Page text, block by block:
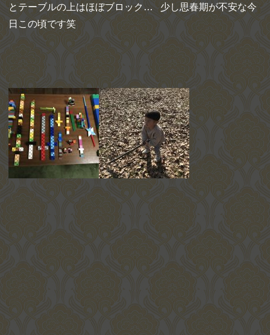
とテーブルの上はほぼブロック… 少し思春期が不安な今
日この頃です笑